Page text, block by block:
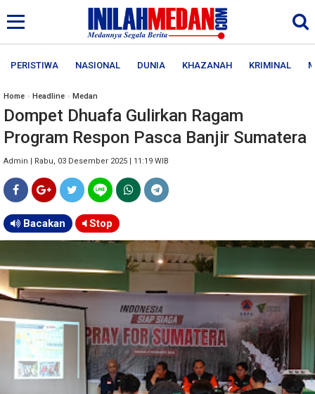
PERISTIWA NASIONAL DUNIA KHAZANAH KRIMINAL
Home » Headline » Medan
Dompet Dhuafa Gulirkan Ragam
Program Respon Pasca Banjir Sumatera
Admin | Rabu, 03 Desember 2025 | 11:19 WIB
Bacakan Stop